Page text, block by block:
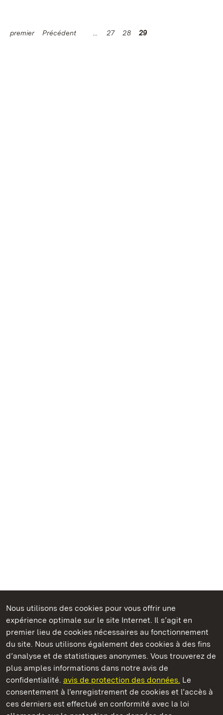
Nous utilisons des cookies pour vous offrir une
expérience optimale sur le site Internet. Il s’agit en
premier lieu de cookies nécessaires au fonctionnement
du site. Nous utilisons également des cookies à des fins
d’analyse et de statistiques anonymes. Vous trouverez de
plus amples informations dans notre avis de
confidentialité. avis de protection des données. Le
consentement à l’enregistrement de cookies et l’accès à
ces derniers est effectué en conformité avec la loi
premier Précédent 27 28 29
Châteaux et jardins publics du Bade-Wurtemberg
Staatliche Schlösser und Gärten Baden‑Württemberg
Châteaux et jardins publics du Bade-Wurtemberg